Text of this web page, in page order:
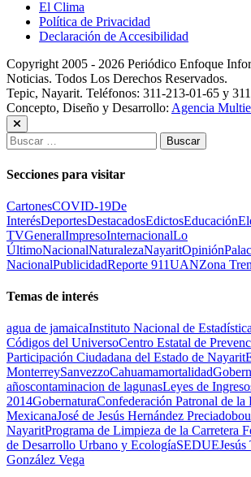
El Clima
Política de Privacidad
Declaración de Accesibilidad
Copyright 2005 - 2026 Periódico Enfoque
Noticias. Todos Los Derechos Reservados.
Tepic, Nayarit. Teléfonos: 311-213-01-65 y
Concepto, Diseño y Desarrollo: Agencia
Buscar:
Secciones para visitar
CartonesCOVID-19De
InterésDeportesDestacadosEdictosEducación
TVGeneralImpresoInternacionalLo
ÚltimoNacionalNaturalezaNayaritOpinión
NacionalPublicidadReporte 911UANZona
Temas de interés
agua de jamaicaInstituto Nacional de
Códigos del UniversoCentro Estatal de
Participación Ciudadana del Estado de Nayarit
MonterreySanvezzoCahuamamortalidad
añoscontaminacion de lagunasLeyes de
2014GobernaturaConfederación Patronal de la
MexicanaJosé de Jesús Hernández Preciado
NayaritPrograma de Limpieza de la Carretera
de Desarrollo Urbano y EcologíaSEDUEJesús
González Vega